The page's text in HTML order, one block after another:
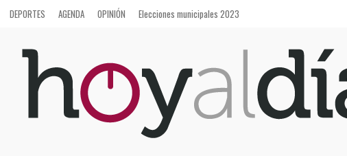
DEPORTES AGENDA OPINIÓN Elecciones municipales 2023